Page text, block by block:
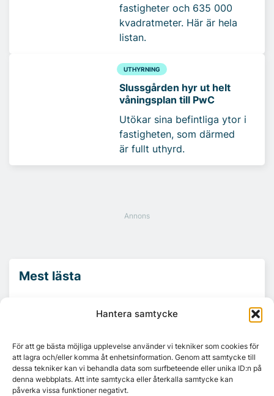
Hantera samtycke
För att ge bästa möjliga upplevelse använder vi tekniker som cookies för
att lagra och/eller komma åt enhetsinformation. Genom att samtycke till
dessa tekniker kan vi behandla data som surfbeteende eller unika ID:n på
denna webbplats. Att inte samtycka eller återkalla samtycke kan
påverka vissa funktioner negativt.
fastigheter och 635 000
kvadratmeter. Här är hela
listan.
UTHYRNING
Slussgården hyr ut helt
våningsplan till PwC
Utökar sina befintliga ytor i
fastigheten, som därmed
är fullt uthyrd.
Mest lästa
Platzer utvecklar nytt logistikområde –
Ny hyresgäst till projektet HK Gamlestaden